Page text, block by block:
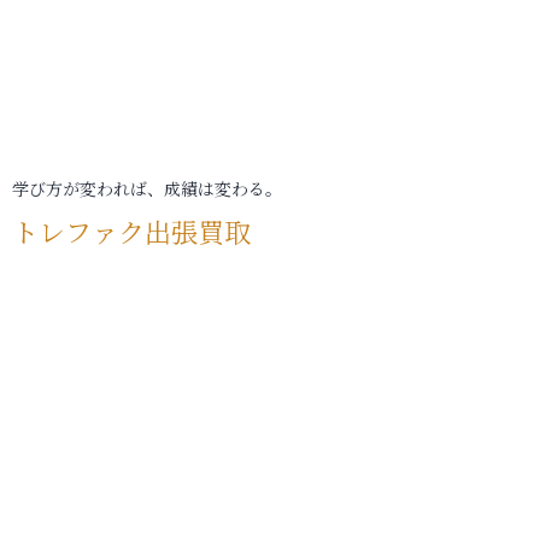
学び方が変われば、成績は変わる。
トレファク出張買取